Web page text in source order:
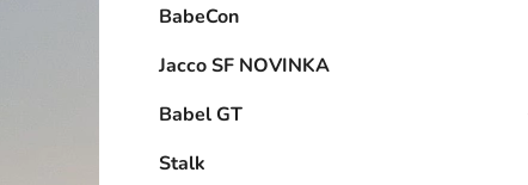
BabeCon
Jacco SF NOVINKA
Babel GT
Stalk